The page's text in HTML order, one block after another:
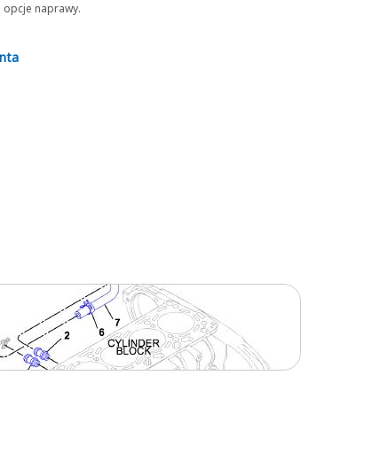
opcje naprawy.